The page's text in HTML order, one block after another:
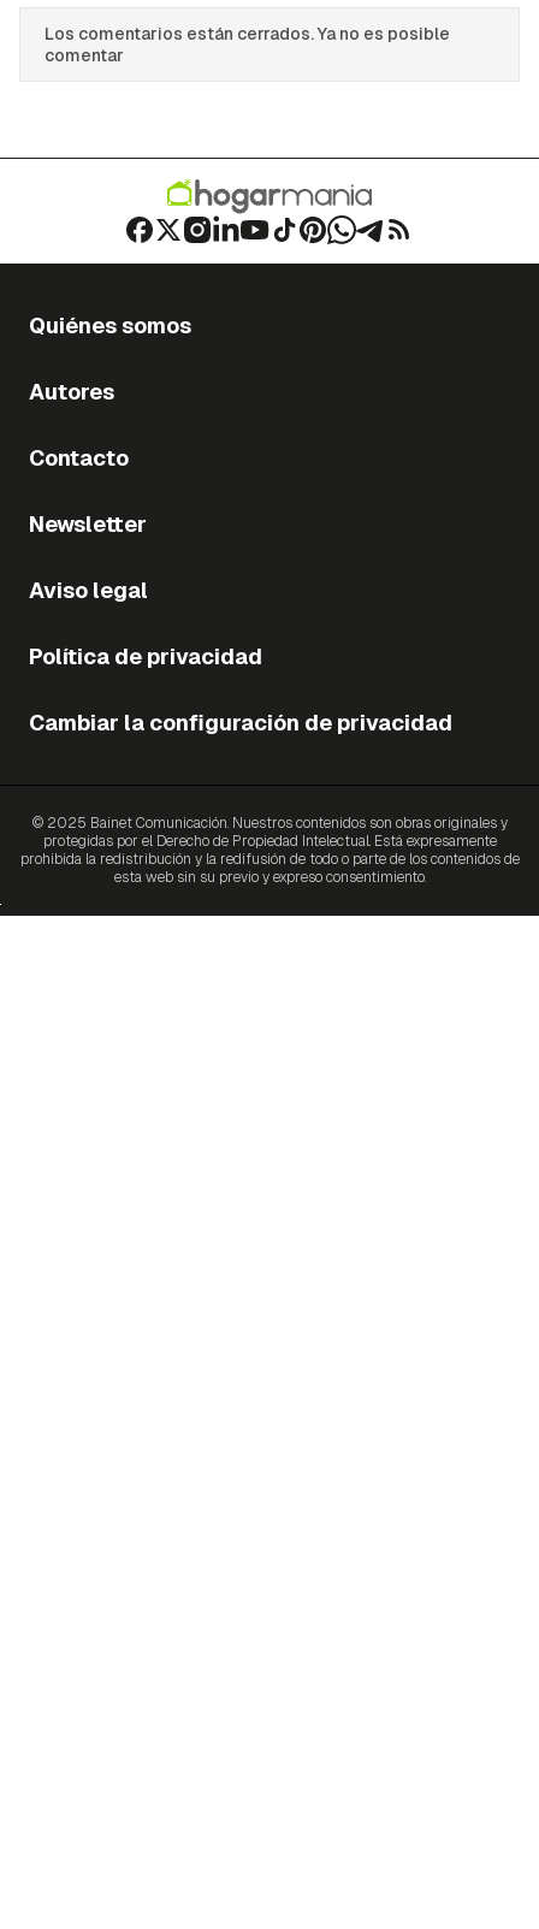
Los comentarios están cerrados. Ya no es posible
comentar
Quiénes somos
Autores
Contacto
Newsletter
Aviso legal
Política de privacidad
Cambiar la configuración de privacidad
© 2025 Bainet Comunicación. Nuestros contenidos son obras originales y
protegidas por el Derecho de Propiedad Intelectual. Está expresamente
prohibida la redistribución y la redifusión de todo o parte de los contenidos de
esta web sin su previo y expreso consentimiento.